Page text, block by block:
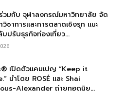
วมกับ จุฬาลงกรณ์มหาวิทยาลัย จัด
วิชาการและการตลาดเชิงรุก แนะ
บปรับธุรกิจท่องเที่ยว...
เปิดตัวแคมเปญ “Keep it
นำโดย ROSÉ และ Shai
Alexander ถ่ายทอดนิย...